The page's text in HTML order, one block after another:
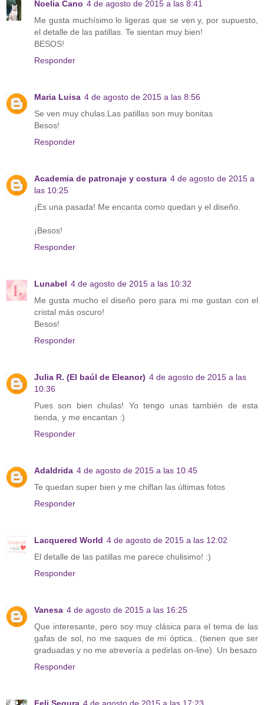
Noelia Cano 4 de agosto de 2015 a las 8:41
Me gusta muchísimo lo ligeras que se ven y, por supuesto,
el detalle de las patillas. Te sientan muy bien!
BESOS!
Responder
Maria Luisa 4 de agosto de 2015 a las 8:56
Se ven muy chulas.Las patillas son muy bonitas
Besos!
Responder
Academia de patronaje y costura 4 de agosto de 2015 a
las 10:25
¡Es una pasada! Me encanta como quedan y el diseño.
¡Besos!
Responder
Lunabel 4 de agosto de 2015 a las 10:32
Me gusta mucho el diseño pero para mi me gustan con el
cristal más oscuro!
Besos!
Responder
Julia R. (El baúl de Eleanor) 4 de agosto de 2015 a las
10:36
Pues son bien chulas! Yo tengo unas también de esta
tienda, y me encantan :)
Responder
Adaldrida 4 de agosto de 2015 a las 10:45
Te quedan super bien y me chiflan las últimas fotos
Responder
Lacquered World 4 de agosto de 2015 a las 12:02
El detalle de las patillas me parece chulisimo! :)
Responder
Vanesa 4 de agosto de 2015 a las 16:25
Que interesante, pero soy muy clásica para el tema de las
gafas de sol, no me saques de mi óptica.. (tienen que ser
graduadas y no me atrevería a pedirlas on-line). Un besazo
Responder